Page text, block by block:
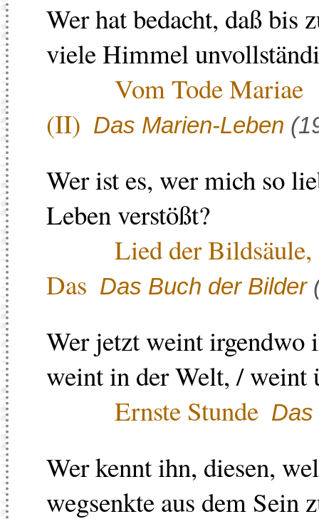
Wer hat bedacht, daß bis
viele Himmel
Vom Tode Mariae
(II) Das Marien-Leben
Wer ist es, wer mich so
Leben verstößt?
Lied der Bildsäule,
Das Das Buch der Bilder
Wer jetzt weint irgendwo
weint in der Welt, / weint
Ernste Stunde Das
Wer kennt ihn, diesen,
wegsenkte aus dem Sein